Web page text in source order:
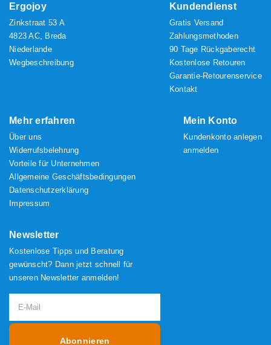
Ergojoy
Zinkstraat 53 A
4823 AC, Breda
Niederlande
Kundendienst
Gratis Versand
Zahlungsmethoden
90 Tage Rückgaberecht
Kostenlose Retouren
Garantie-Retourenservice
Mehr erfahren
Über uns
Widerrufsbelehrung
Vorteile für Unternehmen
Allgemeine Geschäftsbedingungen
Datenschutzerklärung
Mein Konto
Kundenkonto anlegen
Newsletter
Kostenlose Tipps und Beratung
gewünscht? Dann jetzt schnell für